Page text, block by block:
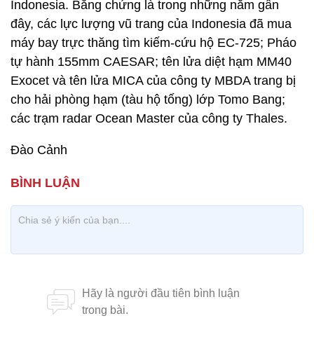
Indonesia. Bằng chứng là trong những năm gần
đây, các lực lượng vũ trang của Indonesia đã mua
máy bay trực thăng tìm kiếm-cứu hộ EC-725; Pháo
tự hành 155mm CAESAR; tên lửa diệt hạm MM40
Exocet và tên lửa MICA của công ty MBDA trang bị
cho hải phòng hạm (tàu hộ tống) lớp Tomo Bang;
các trạm radar Ocean Master của công ty Thales.
Đào Cảnh